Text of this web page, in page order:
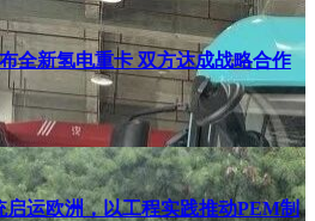
全新氢电重卡 双方达成战略合作
运欧洲，以工程实践推动PEM制